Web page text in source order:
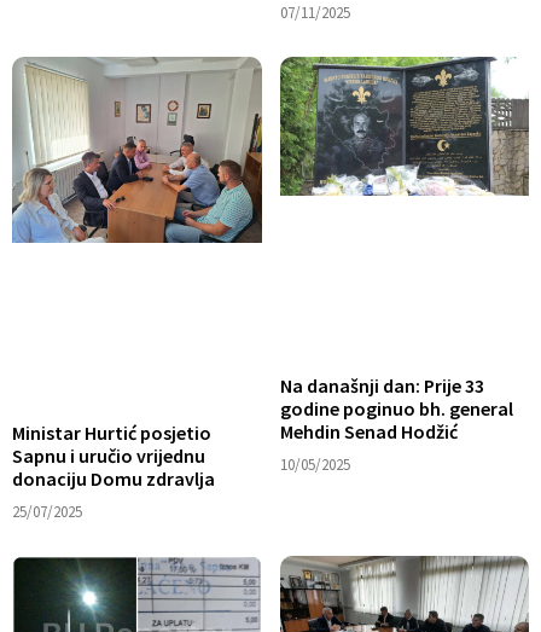
07/11/2025
Ministar Hurtić posjetio
Sapnu i uručio vrijednu
donaciju Domu zdravlja
25/07/2025
Na današnji dan: Prije 33
godine poginuo bh. general
Mehdin Senad Hodžić
10/05/2025